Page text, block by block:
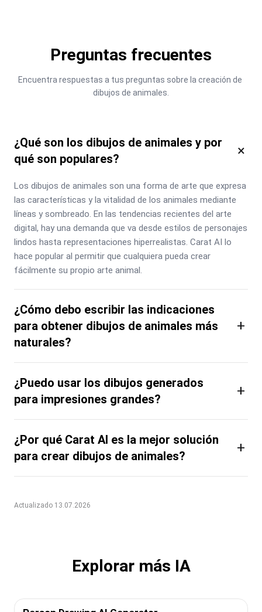
Preguntas frecuentes
Encuentra respuestas a tus preguntas sobre la creación de
dibujos de animales.
¿Qué son los dibujos de animales y por
qué son populares?
×
Los dibujos de animales son una forma de arte que expresa
las características y la vitalidad de los animales mediante
líneas y sombreado. En las tendencias recientes del arte
digital, hay una demanda que va desde estilos de personajes
lindos hasta representaciones hiperrealistas. Carat AI lo
hace popular al permitir que cualquiera pueda crear
fácilmente su propio arte animal.
¿Cómo debo escribir las indicaciones
para obtener dibujos de animales más
naturales?
+
¿Puedo usar los dibujos generados
para impresiones grandes?
+
¿Por qué Carat AI es la mejor solución
para crear dibujos de animales?
+
Actualizado 13.07.2026
Explorar más IA